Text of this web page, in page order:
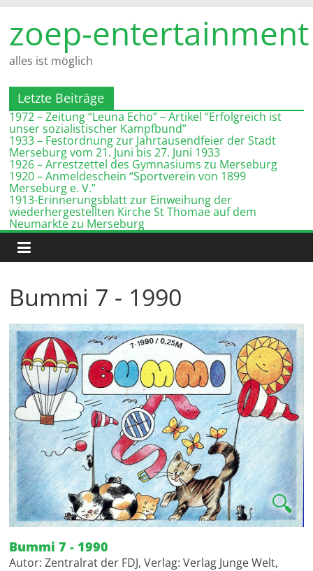
Inhalt
springen
zoep-entertainment
alles ist möglich
Letzte Beiträge
1972 – Zeitung “Leuna Echo” – Artikel “Erfolgreich ist
unser sozialistischer Kampfbund”
1933 – Festordnung zur Jahrtausendfeier der Stadt
Merseburg vom 21. Juni bis 27. Juni 1933
1926 – Arrestzettel des Gymnasiums zu Merseburg
1920 – Anmeldeschein “Sportverein von 1899
Merseburg e. V.”
1913-Erinnerungsblatt zur Einweihung der
wiederhergestellten Kirche St Thomae auf dem
Neumarkte zu Merseburg
Bummi 7 - 1990
🔍
Bummi 7 - 1990
Autor: Zentralrat der FDJ, Verlag: Verlag Junge Welt,